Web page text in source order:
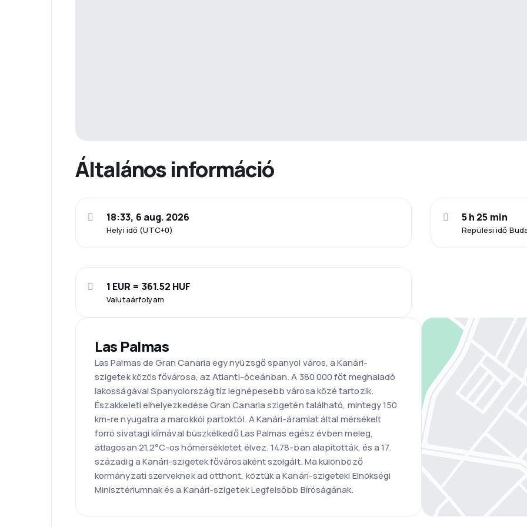
Általános információ
Helyi idő (UTC+0)
18:33, 6 aug. 2026
Repülési idő
5 h 25 min
Valutaárfolyam
1 EUR = 361.52 HUF
Las Palmas
Las Palmas de Gran Canaria egy nyüzsgő spanyol város, a Kanári-
szigetek közös fővárosa, az Atlanti-óceánban. A 380 000 főt meghaladó
lakosságával Spanyolország tíz legnépesebb városa közé tartozik.
Északkeleti elhelyezkedése Gran Canaria szigetén található, mintegy 150
km-re nyugatra a marokkói partoktól. A Kanári-áramlat által mérsékelt
forró sivatagi klímával büszkélkedő Las Palmas egész évben meleg,
átlagosan 21,2°C-os hőmérsékletet élvez. 1478-ban alapították, és a 17.
századig a Kanári-szigetek fővárosaként szolgált. Ma különböző
kormányzati szerveknek ad otthont, köztük a Kanári-szigeteki Elnökségi
Minisztériumnak és a Kanári-szigetek Legfelsőbb Bíróságának.